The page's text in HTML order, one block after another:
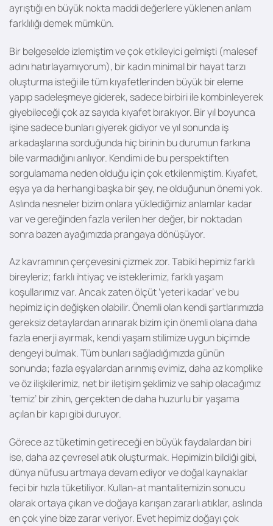
ayrıştığı en büyük nokta maddi değerlere yüklenen anlam
farklılığı demek mümkün.
Bir belgeselde izlemiştim ve çok etkileyici gelmişti (malesef
adını hatırlayamıyorum), bir kadın minimal bir hayat tarzı
oluşturma isteği ile tüm kıyafetlerinden büyük bir eleme
yapıp sadeleşmeye giderek, sadece birbiri ile kombinleyerek
giyebileceği çok az sayıda kıyafet bırakıyor. Bir yıl boyunca
işine sadece bunları giyerek gidiyor ve yıl sonunda iş
arkadaşlarına sorduğunda hiç birinin bu durumun farkına
bile varmadığını anlıyor. Kendimi de bu perspektiften
sorgulamama neden olduğu için çok etkilenmiştim. Kıyafet,
eşya ya da herhangi başka bir şey, ne olduğunun önemi yok.
Aslında nesneler bizim onlara yüklediğimiz anlamlar kadar
var ve gereğinden fazla verilen her değer, bir noktadan
sonra bazen ayağımızda prangaya dönüşüyor.
Az kavramının çerçevesini çizmek zor. Tabiki hepimiz farklı
bireyleriz; farklı ihtiyaç ve isteklerimiz, farklı yaşam
koşullarımız var. Ancak zaten ölçüt ‘yeteri kadar’ ve bu
hepimiz için değişken olabilir. Önemli olan kendi şartlarımızda
gereksiz detaylardan arınarak bizim için önemli olana daha
fazla enerji ayırmak, kendi yaşam stilimize uygun biçimde
dengeyi bulmak. Tüm bunları sağladığımızda günün
sonunda; fazla eşyalardan arınmış evimiz, daha az komplike
ve öz ilişkilerimiz, net bir iletişim şeklimiz ve sahip olacağımız
‘temiz’ bir zihin, gerçekten de daha huzurlu bir yaşama
açılan bir kapı gibi duruyor.
Görece az tüketimin getireceği en büyük faydalardan biri
ise, daha az çevresel atık oluşturmak. Hepimizin bildiği gibi,
dünya nüfusu artmaya devam ediyor ve doğal kaynaklar
feci bir hızla tüketiliyor. Kullan-at mantalitemizin sonucu
olarak ortaya çıkan ve doğaya karışan zararlı atıklar, aslında
en çok yine bize zarar veriyor. Evet hepimiz doğayı çok